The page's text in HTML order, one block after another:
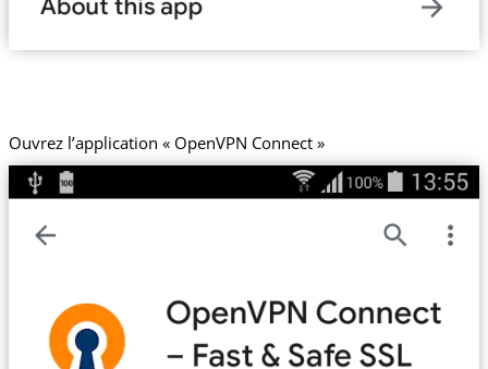
Ouvrez l’application « OpenVPN Connect »